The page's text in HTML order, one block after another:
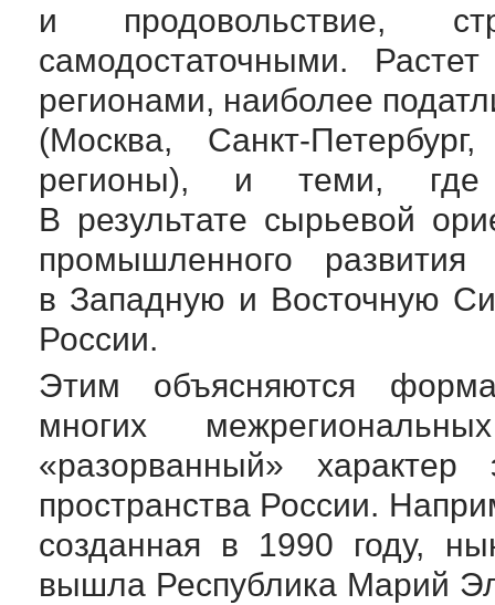
и продовольствие,
самодостаточными.
регионами, наиболее
(Москва, Санкт-Петербург,
регионы), и теми, где
В результате сырьевой
промышленного
в Западную и Восточную
России.
Этим объясняются
многих
«разорванный» характер
пространства России.
созданная в 1990 году,
вышла Республика Марий